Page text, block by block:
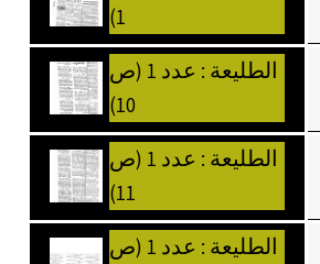
1)
الطليعة : عدد 1 (ص
10)
الطليعة : عدد 1 (ص
11)
الطليعة : عدد 1 (ص